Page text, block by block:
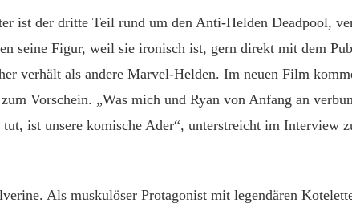
ist der dritte Teil rund um den Anti-Helden Deadpool,
seine Figur, weil sie ironisch ist, gern direkt mit dem
verhält als andere Marvel-Helden. Im neuen Film
Vorschein. „Was mich und Ryan von Anfang an
tut, ist unsere komische Ader“, unterstreicht im Interview
Als muskulöser Protagonist mit legendären